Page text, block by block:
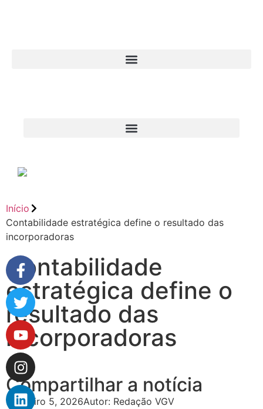
Início
Contabilidade estratégica define o resultado das
incorporadoras
Contabilidade
estratégica define o
resultado das
incorporadoras
Compartilhar a notícia
fevereiro 5, 2026Autor: Redação VGV